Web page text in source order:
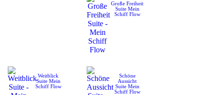
Große Freiheit
SuiteMein
Schiff Flow
Weitblick
SuiteMein
Schiff Flow
Schöne
Aussicht
SuiteMein
Schiff Flow